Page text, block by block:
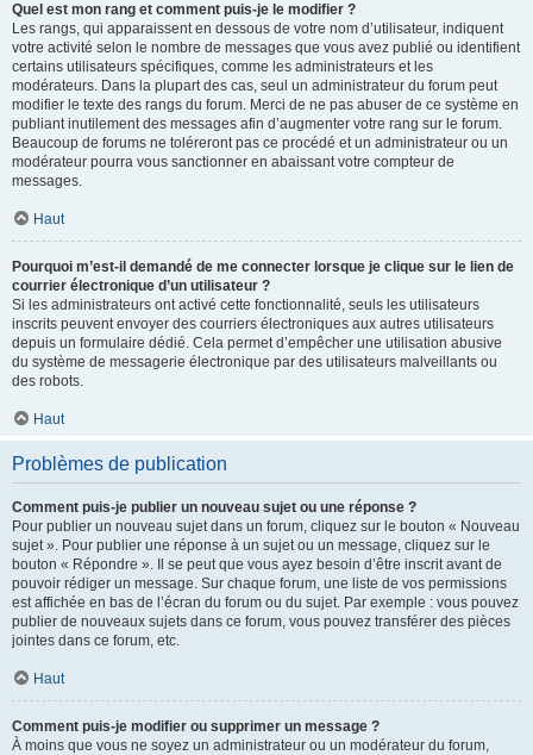
Quel est mon rang et comment puis-je le modifier ?
Les rangs, qui apparaissent en dessous de votre nom d’utilisateur, indiquent
votre activité selon le nombre de messages que vous avez publié ou identifient
certains utilisateurs spécifiques, comme les administrateurs et les
modérateurs. Dans la plupart des cas, seul un administrateur du forum peut
modifier le texte des rangs du forum. Merci de ne pas abuser de ce système en
publiant inutilement des messages afin d’augmenter votre rang sur le forum.
Beaucoup de forums ne toléreront pas ce procédé et un administrateur ou un
modérateur pourra vous sanctionner en abaissant votre compteur de
messages.
Haut
Pourquoi m’est-il demandé de me connecter lorsque je clique sur le lien de
courrier électronique d’un utilisateur ?
Si les administrateurs ont activé cette fonctionnalité, seuls les utilisateurs
inscrits peuvent envoyer des courriers électroniques aux autres utilisateurs
depuis un formulaire dédié. Cela permet d’empêcher une utilisation abusive
du système de messagerie électronique par des utilisateurs malveillants ou
des robots.
Haut
Problèmes de publication
Comment puis-je publier un nouveau sujet ou une réponse ?
Pour publier un nouveau sujet dans un forum, cliquez sur le bouton « Nouveau
sujet ». Pour publier une réponse à un sujet ou un message, cliquez sur le
bouton « Répondre ». Il se peut que vous ayez besoin d’être inscrit avant de
pouvoir rédiger un message. Sur chaque forum, une liste de vos permissions
est affichée en bas de l’écran du forum ou du sujet. Par exemple : vous pouvez
publier de nouveaux sujets dans ce forum, vous pouvez transférer des pièces
jointes dans ce forum, etc.
Haut
Comment puis-je modifier ou supprimer un message ?
À moins que vous ne soyez un administrateur ou un modérateur du forum,